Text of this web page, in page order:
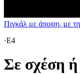
Πιγκάλ με άποψη, με
·E4
Σε σχέση